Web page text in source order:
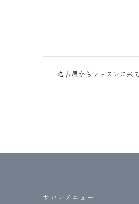
名古屋からレッスンに来
サロンメニュー